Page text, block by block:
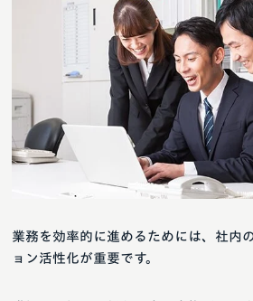
業務を効率的に進めるためには、社内
ョン活性化が重要です。